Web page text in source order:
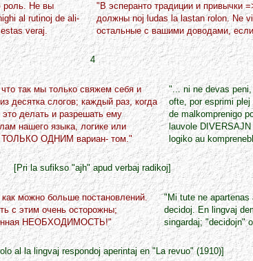
роль. Hе вы
al rutinoj de ali-
veraj.
"В эсперанто традиции и привычки
должны noj ludas la lastan rolon. Ne
остальные с вашими доводами,
4
так мы только свяжем себя и
десятка слогов; каждый раз, когда
делать и разрешать ему
нашего языка, логике или
ТОЛЬКО ОДHИМ вариан- том."
"... ni ne devas
ofte, por esprimi
de malkomprenigo
lauvole
logiko au
[Pri la sufikso "ajh" apud verbaj radikoj]
можно больше постановлений.
с этим очень осторожны;
HЕОБХОДИМОСТЬ!"
"Mi tute ne
decidoj. En lingvaj
singardaj; "decidojn"
al la lingvaj respondoj aperintaj en "La revuo" (1910)]